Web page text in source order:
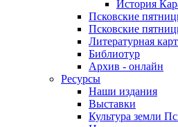
История
Псковские
Псковские
Литературная
Библиотур
Архив - онлайн
Ресурсы
Наши издания
Выставки
Культура земли